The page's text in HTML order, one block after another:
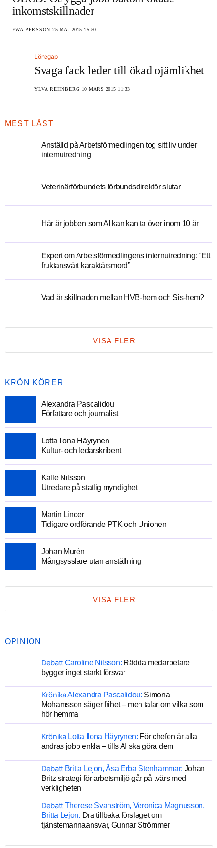
inkomstskillnader
EWA PERSSON 25 MAJ 2015 15:50
Lönegap
Svaga fack leder till ökad ojämlikhet
YLVA REHNBERG 10 MARS 2015 11:33
MEST LÄST
Anställd på Arbetsförmedlingen tog sitt liv under
internutredning
Veterinärförbundets förbundsdirektör slutar
Här är jobben som AI kan kan ta över inom 10 år
Expert om Arbetsförmedlingens internutredning: ”Ett
fruktansvärt karaktärsmord”
Vad är skillnaden mellan HVB-hem och Sis-hem?
VISA FLER
KRÖNIKÖRER
Alexandra Pascalidou
Författare och journalist
Lotta Ilona Häyrynen
Kultur- och ledarskribent
Kalle Nilsson
Utredare på statlig myndighet
Martin Linder
Tidigare ordförande PTK och Unionen
Johan Murén
Mångsysslare utan anställning
VISA FLER
OPINION
Debatt Caroline Nilsson: Rädda medarbetare
bygger inget starkt försvar
KrönikaAlexandra Pascalidou: Simona
Mohamsson säger frihet – men talar om vilka som
hör hemma
Krönika Lotta Ilona Häyrynen: För chefen är alla
andras jobb enkla – tills AI ska göra dem
Debatt Britta Lejon, Åsa Erba Stenhammar: Johan
Britz strategi för arbetsmiljö går på tvärs med
verkligheten
Debatt Therese Svanström, Veronica Magnusson,
Britta Lejon: Dra tillbaka förslaget om
tjänstemannaansvar, Gunnar Strömmer